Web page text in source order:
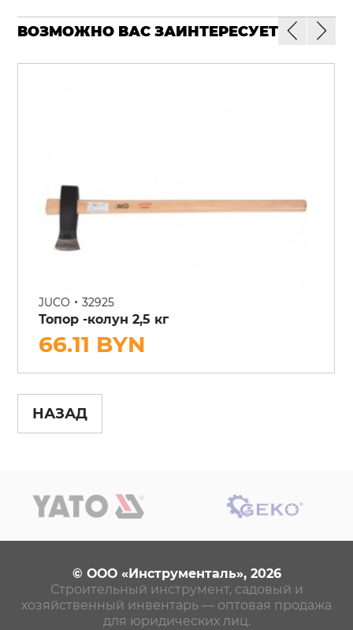
ВОЗМОЖНО ВАС ЗАИНТЕРЕСУЕТ
JUCO • 32925
Топор -колун 2,5 кг
66.11 BYN
НАЗАД
© ООО «Инструменталь», 2026
Строительный инструмент, садовый и
хозяйственный инвентарь — оптовая продажа
для юридических лиц.